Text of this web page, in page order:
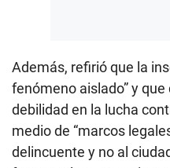
Además, refirió que la
fenómeno aislado” y
debilidad en la lucha
medio de “marcos
delincuente y no al